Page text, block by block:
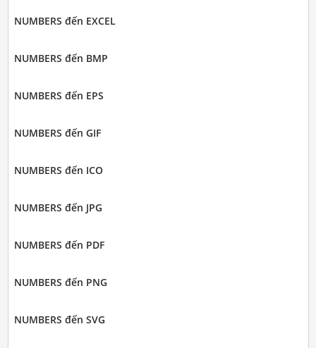
NUMBERS đến EXCEL
NUMBERS đến BMP
NUMBERS đến EPS
NUMBERS đến GIF
NUMBERS đến ICO
NUMBERS đến JPG
NUMBERS đến PDF
NUMBERS đến PNG
NUMBERS đến SVG